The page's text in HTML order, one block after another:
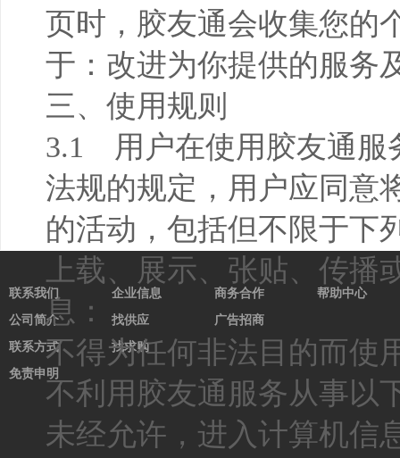
页时，胶友通会收集您的
于：改进为你提供的服务
三、使用规则
3.1 用户在使用胶友通服
法规的规定，用户应同意
的活动，包括但不限于下
上载、展示、张贴、传
息：
不得为任何非法目的而使
不利用胶友通服务从事以
未经允许，进入计算机信
联系我们
公司简介
联系方式
免责申明
企业信息
找供应
找求购
商务合作
广告招商
帮助中心